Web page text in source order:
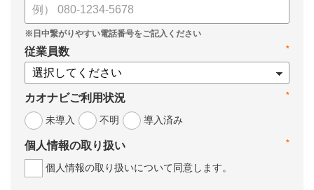
*
従業員数
*
カオナビご利用状況
未導入
不明 導入済み
*
個人情報の取り扱い
個人情報の取り扱いについて同意します。